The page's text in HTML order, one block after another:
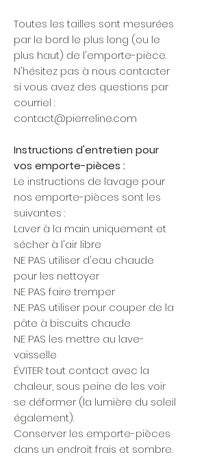
Toutes les tailles sont mesurées
par le bord le plus long (ou le
plus haut) de l'emporte-pièce.
N'hésitez pas à nous contacter
si vous avez des questions par
courriel :
contact@pierreline.com
Instructions d'entretien pour
vos emporte-pièces :
Le instructions de lavage pour
nos emporte-pièces sont les
suivantes :
Laver à la main uniquement et
sécher à l'air libre
NE PAS utiliser d'eau chaude
pour les nettoyer
NE PAS faire tremper
NE PAS utiliser pour couper de la
pâte à biscuits chaude
NE PAS les mettre au lave-
vaisselle
ÉVITER tout contact avec la
chaleur, sous peine de les voir
se déformer (la lumière du soleil
également).
Conserver les emporte-pièces
dans un endroit frais et sombre.